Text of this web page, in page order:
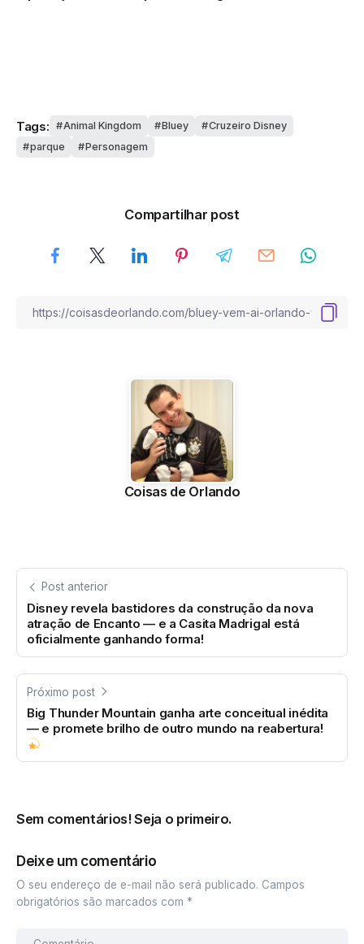
Tags: Animal Kingdom Bluey
Cruzeiro Disney
parque
Personagem
Compartilhar post
Coisas de Orlando
Post anterior
Disney revela bastidores da construção da nova
atração de Encanto — e a Casita Madrigal está
oficialmente ganhando forma!
Próximo post
Big Thunder Mountain ganha arte conceitual inédita
— e promete brilho de outro mundo na reabertura!
Sem comentários! Seja o primeiro.
Deixe um comentário
O seu endereço de e-mail não será publicado. Campos
obrigatórios são marcados com *